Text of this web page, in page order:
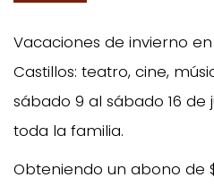
Vacaciones de invierno
Castillos: teatro, cine,
sábado 9 al sábado 16 de
toda la familia.
Obteniendo un abono de